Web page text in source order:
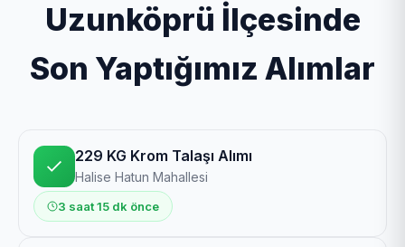
Uzunköprü İlçesinde
Son Yaptığımız Alımlar
229 KG Krom Talaşı Alımı
Halise Hatun Mahallesi
3 saat 15 dk önce